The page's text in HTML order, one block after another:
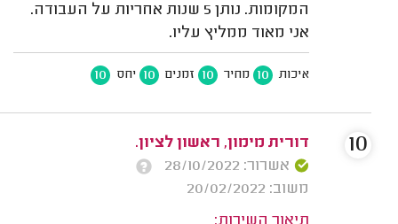
המקומות. נותן 5 שנות אחריות על העבודה.
אני מאוד ממליץ עליו.
איכות 10 מחיר 10 זמנים 10 יחס 10
דורית מימון, ראשון לציון.
אשרור: 28/10/2022
משוב: 20/02/2022
10